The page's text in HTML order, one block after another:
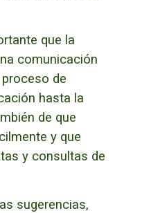
que la
comunicación
de
hasta la
de que
y que
y consultas de
sugerencias,